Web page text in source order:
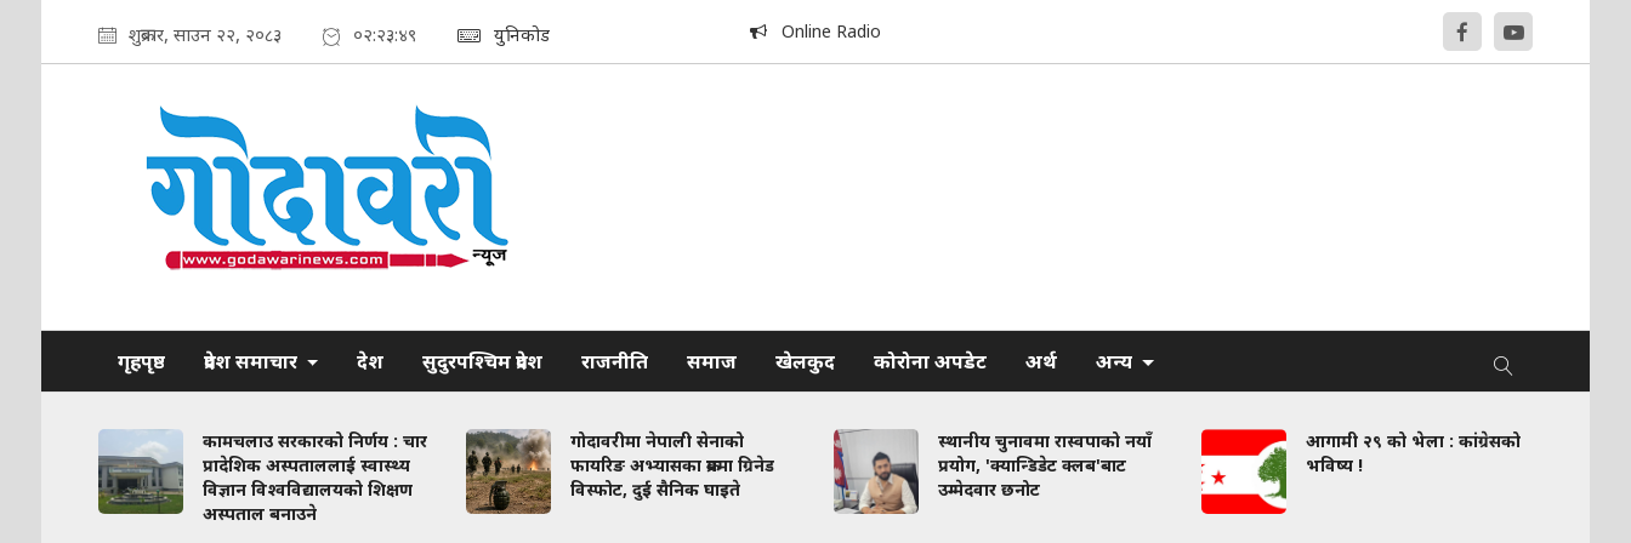
शुक्रबार, साउन २२, २०८३ ०२:२३:५० युनिकोड Online Radio
गृहपृष्ठ प्रदेश समाचार देश सुदुरपश्चिम प्रदेश राजनीति समाज खेलकुद कोरोना अपडेट अर्थ अन्य
कामचलाउ सरकारको निर्णय : चार
प्रादेशिक अस्पताललाई स्वास्थ्य
विज्ञान विश्वविद्यालयको शिक्षण
अस्पताल बनाउने
गोदावरीमा नेपाली सेनाको
फायरिङ अभ्यासका क्रममा ग्रिनेड
विस्फोट, दुई सैनिक घाइते
स्थानीय चुनावमा रास्वपाको नयाँ
प्रयोग, 'क्यान्डिडेट क्लब'बाट
उम्मेदवार छनोट
आगामी २९ को भेला : कांग्रेसको
भविष्य !